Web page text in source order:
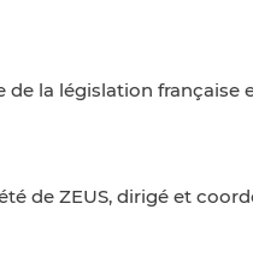
de la législation
de ZEUS, dirigé et